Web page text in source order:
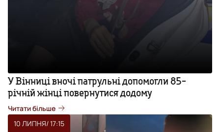
У Вінниці вночі патрульні допомогли 85-
річній жінці повернутися додому
Читати більше
10 ЛИПНЯ/ 17:15